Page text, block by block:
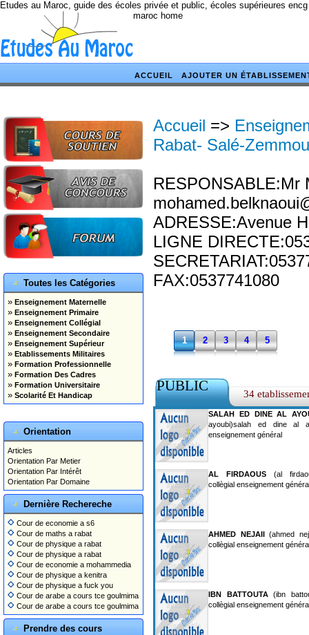
Etudes au Maroc, guide des écoles privée et public, écoles supérieures
maroc home
ACCUEIL AJOUTER UN
Toutes les Catégories
» Enseignement Maternelle
» Enseignement Primaire
» Enseignement Collégial
» Enseignement Secondaire
» Enseignement Supérieur
» Etablissements Militaires
» Formation Professionnelle
» Formation Des Cadres
» Formation Universitaire
» Scolarité Et Handicap
Orientation
Articles
Orientation Par Metier
Orientation Par Intérêt
Orientation Par Domaine
Dernière Rechereche
Cour de economie a s6
Cour de maths a rabat
Cour de physique a rabat
Cour de physique a rabat
Cour de economie a mohammedia
Cour de physique a kenitra
Cour de physique a fuck you
Cour de arabe a cours tce goulmima
Cour de arabe a cours tce goulmima
Prendre des cours
Accueil =>
Rabat- Salé-
RESPONSABLE:Mr
ADRESSE:Avenue
LIGNE
FAX:0537741080
1 2 3 4 5
PUBLIC 34
SALAH ED DINE AL
ayoubi)salah ed dine al
enseignement général
AL FIRDAOUS (al
collègial enseignement
AHMED NEJAII(ahmed
collègial enseignement
IBN BATTOUTA(ibn
collègial enseignement